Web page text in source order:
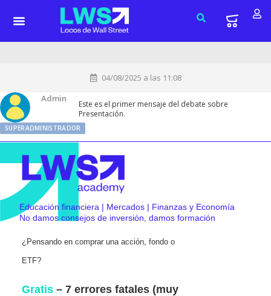
04/08/2025 a las 11:08
Admin
SUPERADMINISTRADOR
Este es el primer mensaje del debate sobre
Presentación.
Educación financiera | Mercados | Finanzas y Economía
No damos consejos de inversión, damos formación
¿Pensando en comprar una acción, fondo o
ETF?
Gratis – 7 errores fatales (muy